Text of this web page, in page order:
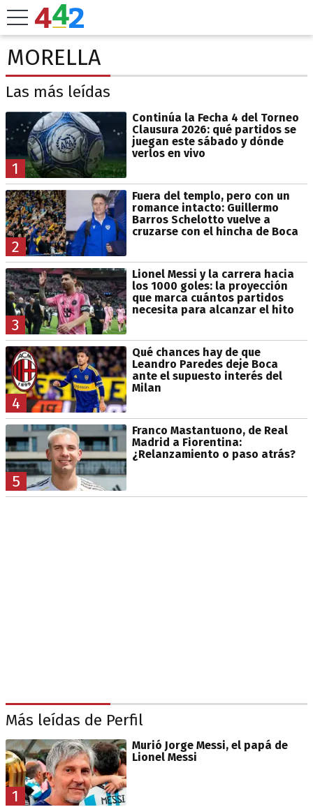
MORELLA
Las más leídas
1
Continúa la Fecha 4 del Torneo
Clausura 2026: qué partidos se
juegan este sábado y dónde
verlos en vivo
2
Fuera del templo, pero con un
romance intacto: Guillermo
Barros Schelotto vuelve a
cruzarse con el hincha de Boca
3
Lionel Messi y la carrera hacia
los 1000 goles: la proyección
que marca cuántos partidos
necesita para alcanzar el hito
4
Qué chances hay de que
Leandro Paredes deje Boca
ante el supuesto interés del
Milan
5
Franco Mastantuono, de Real
Madrid a Fiorentina:
¿Relanzamiento o paso atrás?
Más leídas de Perfil
1
Murió Jorge Messi, el papá de
Lionel Messi